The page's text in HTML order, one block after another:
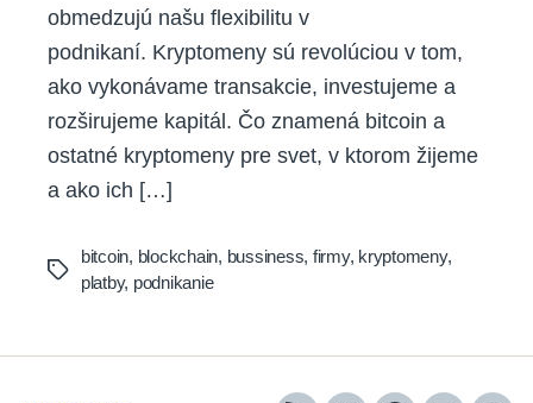
obmedzujú našu flexibilitu v
podnikaní. Kryptomeny sú revolúciou v tom,
ako vykonávame transakcie, investujeme a
rozširujeme kapitál. Čo znamená bitcoin a
ostatné kryptomeny pre svet, v ktorom žijeme
a ako ich […]
Tags
bitcoin, blockchain, bussiness, firmy, kryptomeny,
platby, podnikanie